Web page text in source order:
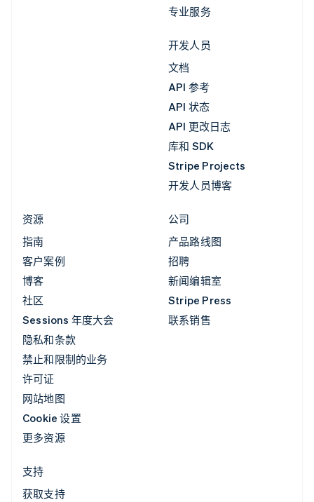
专业服务
开发人员
文档
API 参考
API 状态
API 更改日志
库和 SDK
Stripe Projects
开发人员博客
资源
指南
客户案例
博客
社区
Sessions 年度大会
隐私和条款
禁止和限制的业务
许可证
网站地图
Cookie 设置
更多资源
公司
产品路线图
招聘
新闻编辑室
Stripe Press
联系销售
支持
获取支持